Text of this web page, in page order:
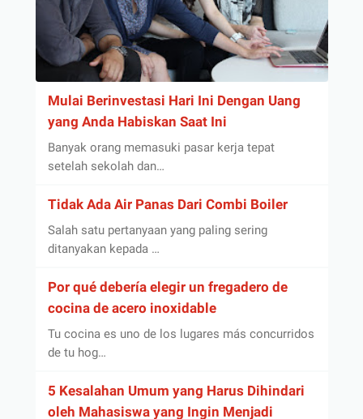
Mulai Berinvestasi Hari Ini Dengan Uang
yang Anda Habiskan Saat Ini
Banyak orang memasuki pasar kerja tepat
setelah sekolah dan…
Tidak Ada Air Panas Dari Combi Boiler
Salah satu pertanyaan yang paling sering
ditanyakan kepada …
Por qué debería elegir un fregadero de
cocina de acero inoxidable
Tu cocina es uno de los lugares más concurridos
de tu hog…
5 Kesalahan Umum yang Harus Dihindari
oleh Mahasiswa yang Ingin Menjadi